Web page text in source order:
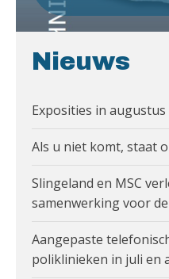
Nieuws
Exposities in
Als u niet komt, staat
Slingeland en MSC
samenwerking voor
Aangepaste
poliklinieken in juli en